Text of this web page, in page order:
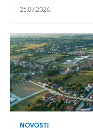
25.07.2026.
NOVOSTI